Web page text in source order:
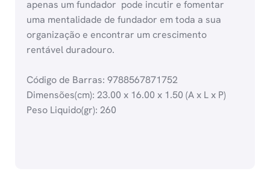
apenas um fundador  pode incutir e fomentar
uma mentalidade de fundador em toda a sua
organização e encontrar um crescimento
rentável duradouro.
Código de Barras: 9788567871752
Dimensões(cm): 23.00 x 16.00 x 1.50 (A x L x P)
Peso Liquido(gr): 260